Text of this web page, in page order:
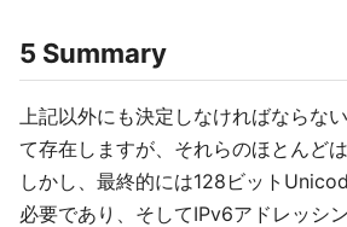
5 Summary
上記以外にも決定しなければならな
て存在しますが、それらのほとんど
しかし、最終的には128ビット
必要であり、そしてIPv6アドレッシ